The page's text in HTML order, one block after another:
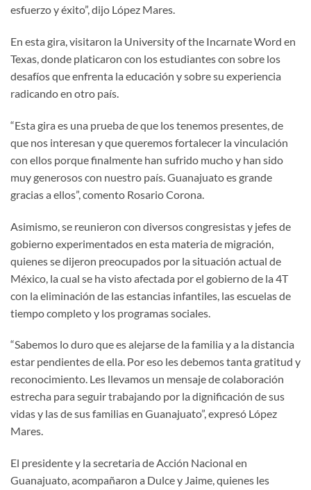
esfuerzo y éxito”, dijo López Mares.
En esta gira, visitaron la University of the Incarnate Word en
Texas, donde platicaron con los estudiantes con sobre los
desafíos que enfrenta la educación y sobre su experiencia
radicando en otro país.
“Esta gira es una prueba de que los tenemos presentes, de
que nos interesan y que queremos fortalecer la vinculación
con ellos porque finalmente han sufrido mucho y han sido
muy generosos con nuestro país. Guanajuato es grande
gracias a ellos”, comento Rosario Corona.
Asimismo, se reunieron con diversos congresistas y jefes de
gobierno experimentados en esta materia de migración,
quienes se dijeron preocupados por la situación actual de
México, la cual se ha visto afectada por el gobierno de la 4T
con la eliminación de las estancias infantiles, las escuelas de
tiempo completo y los programas sociales.
“Sabemos lo duro que es alejarse de la familia y a la distancia
estar pendientes de ella. Por eso les debemos tanta gratitud y
reconocimiento. Les llevamos un mensaje de colaboración
estrecha para seguir trabajando por la dignificación de sus
vidas y las de sus familias en Guanajuato”, expresó López
Mares.
El presidente y la secretaria de Acción Nacional en
Guanajuato, acompañaron a Dulce y Jaime, quienes les